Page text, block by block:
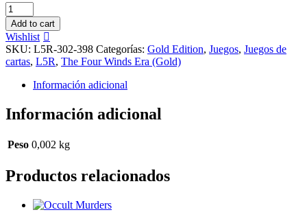
Small
Farm
cantidad
Add to cart
Wishlist
SKU: L5R-302-398 Categorías: Gold Edition, Juegos, Juegos de
cartas, L5R, The Four Winds Era (Gold)
Información adicional
Información adicional
Peso 0,002 kg
Productos relacionados